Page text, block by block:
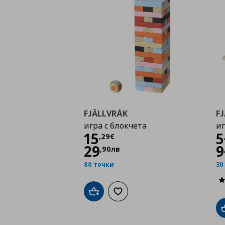
FJÄLLVRÅK
игра с блокчета
15,29€
Цена
29,90лв
80 точки
Добави в кошницата
Добави към списъка с любими
5
9